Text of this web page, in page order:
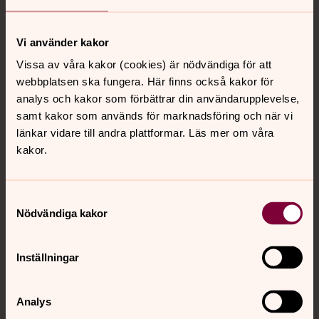
Vi använder kakor
Vissa av våra kakor (cookies) är nödvändiga för att
webbplatsen ska fungera. Här finns också kakor för
analys och kakor som förbättrar din användarupplevelse,
samt kakor som används för marknadsföring och när vi
länkar vidare till andra plattformar. Läs mer om våra
kakor.
Nödvändiga kakor
Inställningar
Analys
Kontakt
Kalender
Hitta snabbt